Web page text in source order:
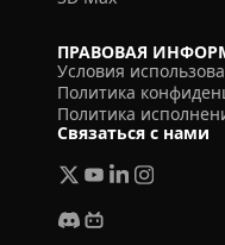
ПРАВОВАЯ
Условия
Политика
Политика
Связаться с нами